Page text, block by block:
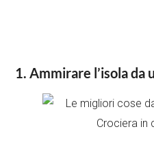
1. Ammirare l’isola da